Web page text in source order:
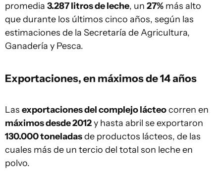
promedia 3.287 litros de leche, un 27% más alto
que durante los últimos cinco años, según las
estimaciones de la Secretaría de Agricultura,
Ganadería y Pesca.
Exportaciones, en máximos de 14 años
Las exportaciones del complejo lácteocorren en
máximos desde 2012y hasta abril se exportaron
130.000 toneladasde productos lácteos, de las
cuales más de un tercio del total son leche en
polvo.